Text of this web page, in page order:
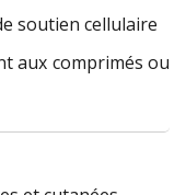
soutien cellulaire
aux comprimés ou